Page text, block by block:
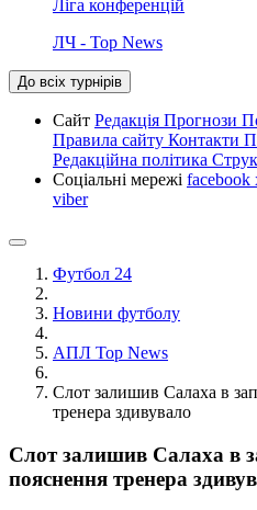
Ліга конференцій
ЛЧ - Top News
До всіх турнірів
Сайт Редакція Прогнози
Правила сайту Контакти
Редакційна політика
Соціальні мережі facebook
viber
Футбол 24
Новини футболу
АПЛ Top News
Слот залишив Салаха в
тренера здивувало
Слот залишив Салаха в
пояснення тренера